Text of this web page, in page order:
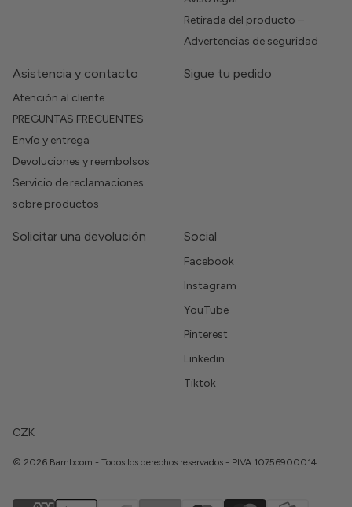
Retirada del producto –
Advertencias de seguridad
Asistencia y contacto
Atención al cliente
PREGUNTAS FRECUENTES
Envío y entrega
Devoluciones y reembolsos
Servicio de reclamaciones
sobre productos
Sigue tu pedido
Solicitar una devolución Social
Facebook
Instagram
YouTube
Pinterest
Linkedin
Tiktok
CZK
© 2026 Bamboom - Todos los derechos reservados - PIVA 10756900014